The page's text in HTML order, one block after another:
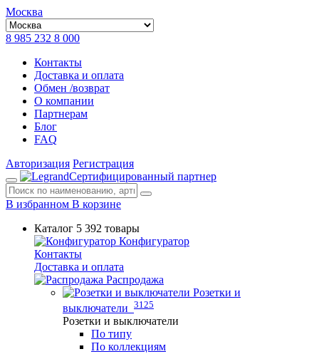
Москва
8 985 232 8 000
Контакты
Доставка и оплата
Обмен /возврат
О компании
Партнерам
Блог
FAQ
Авторизация Регистрация
Сертифицированный партнер
В избранном В корзине
Каталог 5 392 товары
Конфигуратор
Контакты
Доставка и оплата
Распродажа
Розетки и
выключатели 3125
Розетки и выключатели
По типу
По коллекциям